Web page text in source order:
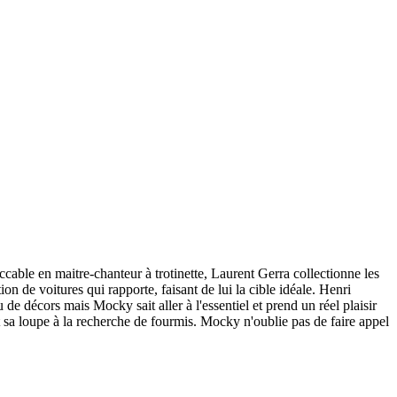
en maitre-chanteur à trotinette, Laurent Gerra collectionne les
de voitures qui rapporte, faisant de lui la cible idéale. Henri
décors mais Mocky sait aller à l'essentiel et prend un réel plaisir
loupe à la recherche de fourmis. Mocky n'oublie pas de faire appel